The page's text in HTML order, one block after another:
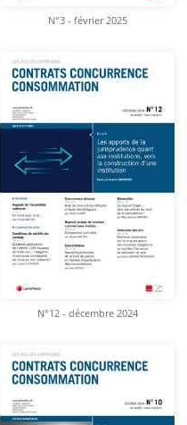
N°3 - février 2025
N°12 - décembre 2024